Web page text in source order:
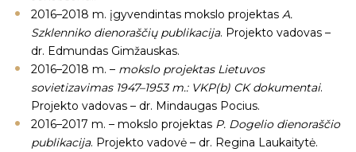
2016–2018 m. įgyvendintas mokslo projektas A.
Szklenniko dienoraščių publikacija. Projekto vadovas –
dr. Edmundas Gimžauskas.
2016–2018 m. – mokslo projektas Lietuvos
sovietizavimas 1947–1953 m.: VKP(b) CK dokumentai.
Projekto vadovas – dr. Mindaugas Pocius.
2016–2017 m. – mokslo projektas P. Dogelio dienoraščio
publikacija. Projekto vadovė – dr. Regina Laukaitytė.